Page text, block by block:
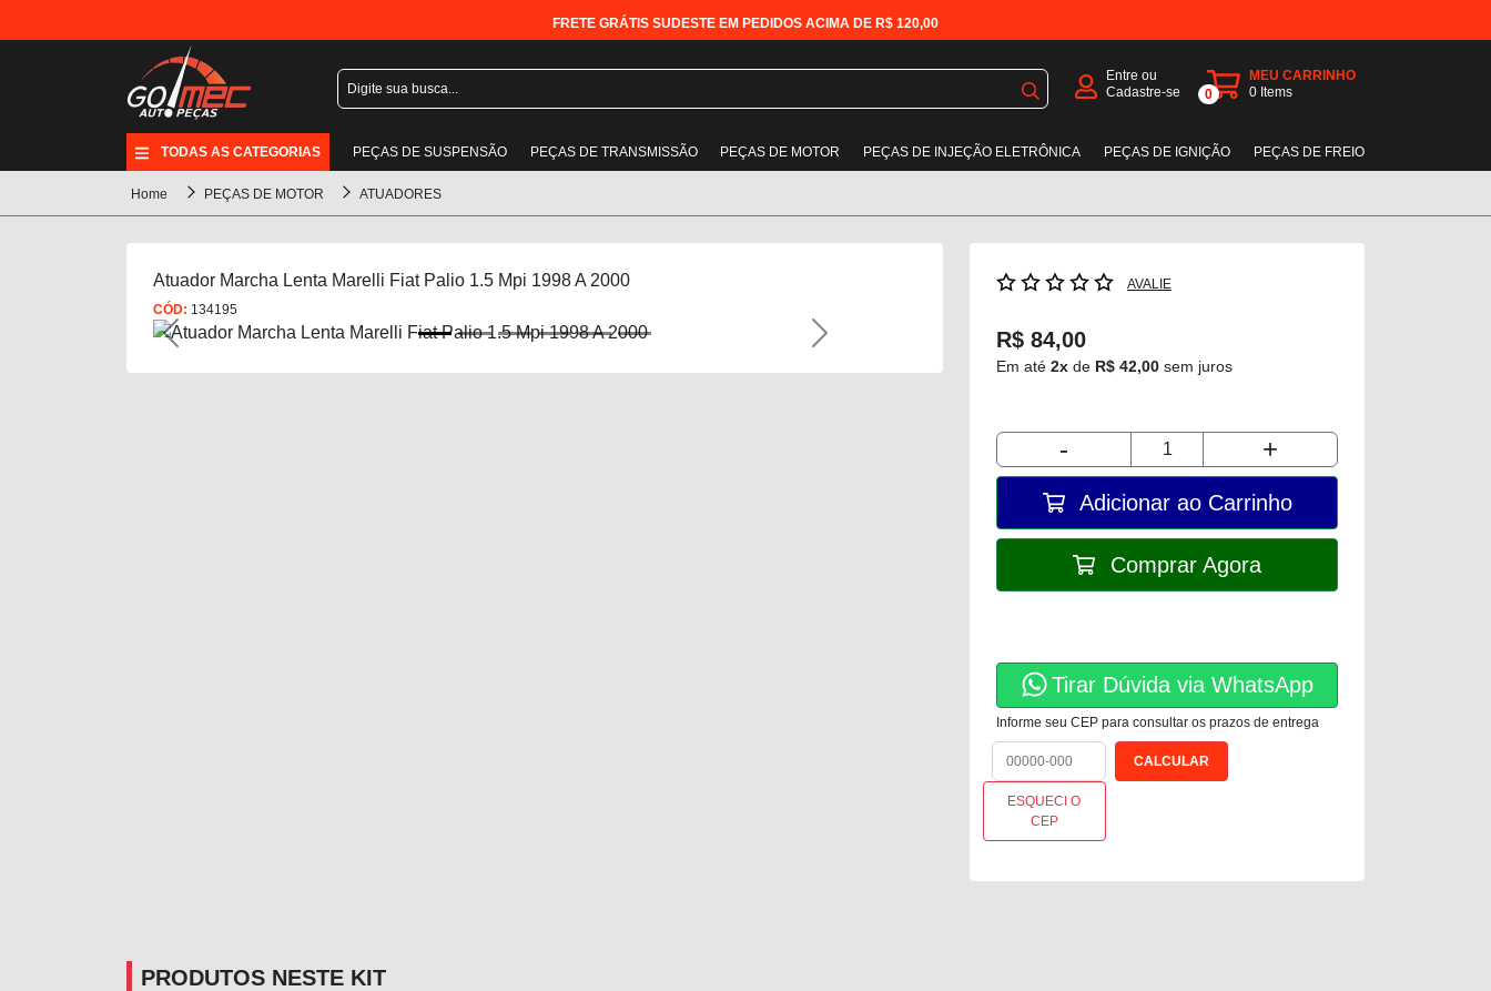
FRETE GRÁTIS SUDESTE EM PEDIDOS ACIMA DE R$ 120,00
Entre ou
Cadastre-se
0
MEU CARRINHO
0 Items
TODAS AS CATEGORIAS PEÇAS DE SUSPENSÃO PEÇAS DE TRANSMISSÃO PEÇAS DE MOTOR PEÇAS DE INJEÇÃO ELETRÔNICA PEÇAS DE IGNIÇÃO PEÇAS DE FREIO
Home PEÇAS DE MOTOR ATUADORES
Atuador Marcha Lenta Marelli Fiat Palio 1.5 Mpi 1998 A 2000
CÓD: 134195
Previous Next
AVALIE
R$ 84,00
Em até 2x de R$ 42,00 sem juros
- +
Adicionar ao Carrinho
Comprar Agora
Tirar Dúvida via WhatsApp
Informe seu CEP para consultar os prazos de entrega
ESQUECI O
CEP
PRODUTOS NESTE KIT